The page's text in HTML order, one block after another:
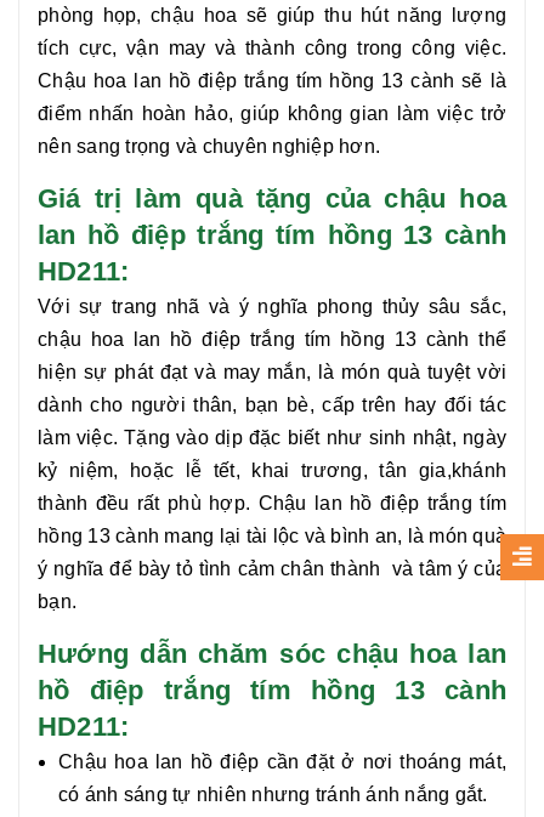
phòng họp, chậu hoa sẽ giúp thu hút năng lượng
tích cực, vận may và thành công trong công việc.
Chậu hoa
lan hồ điệp trắng tím hồng 13 cành sẽ là
điểm nhấn hoàn hảo, giúp không gian làm việc trở
nên sang trọng và chuyên nghiệp hơn.
Giá trị làm quà tặng của chậu hoa
lan hồ điệp trắng tím hồng 13 cành
HD211:
Với sự trang nhã và ý nghĩa phong thủy sâu sắc,
chậu hoa
lan hồ điệp trắng tím hồng 13 cành thể
hiện sự phát đạt và may mắn, là món quà tuyệt vời
dành cho người thân, bạn bè, cấp trên hay đối tác
làm việc. Tặng vào dịp đặc biết như sinh nhật, ngày
kỷ niệm, hoặc lễ tết, khai trương, tân gia,khánh
thành đều rất phù hợp. Chậu
lan hồ điệp trắng tím
hồng 13 cành mang lại tài lộc và bình an, là món quà
ý nghĩa để bày tỏ tình cảm chân thành
và tâm ý của
bạn.
Hướng dẫn chăm sóc chậu hoa lan
hồ điệp trắng tím hồng 13 cành
HD211:
Chậu hoa lan hồ điệp cần đặt ở nơi thoáng mát,
có ánh sáng tự nhiên nhưng tránh ánh nắng gắt.